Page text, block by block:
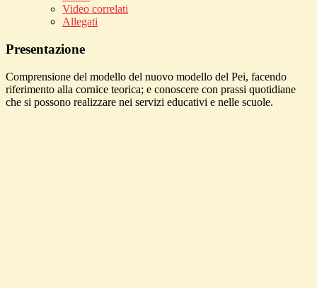
Video correlati
Allegati
Presentazione
Comprensione del modello del nuovo modello del Pei, facendo
riferimento alla cornice teorica; e conoscere con prassi quotidiane
che si possono realizzare nei servizi educativi e nelle scuole.